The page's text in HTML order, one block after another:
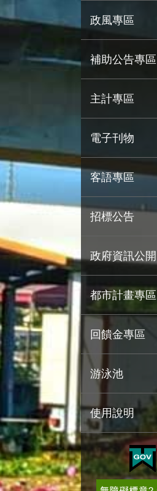
政風專區
補助公告專區
主計專區
電子刊物
客語專區
招標公告
政府資訊公開
都市計畫專區
回饋金專區
游泳池
使用說明